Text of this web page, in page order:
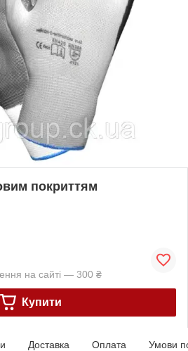
покриттям
на сайті — 300 ₴
Купити
Доставка Оплата Умови